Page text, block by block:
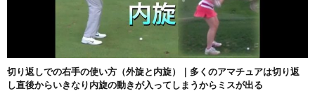
切り返しでの右手の使い方（外旋と内旋）｜多くのアマチュアは切り返
し直後からいきなり内旋の動きが入ってしまうからミスが出る